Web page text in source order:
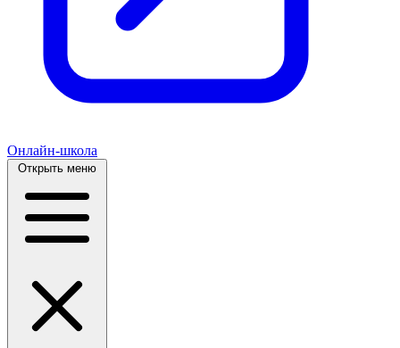
Онлайн-школа
Открыть меню